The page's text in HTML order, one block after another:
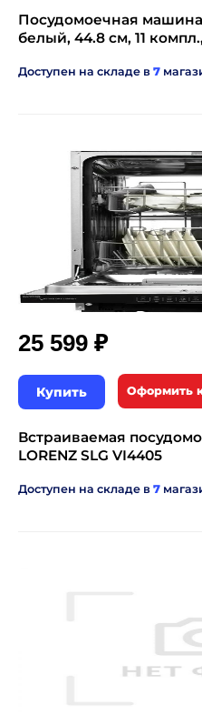
Посудомоечная машина
белый, 44.8 см, 11
Доступен на складе в 7
25 599 ₽
Купить Оформить
Встраиваемая
LORENZ SLG VI4405
Доступен на складе в 7